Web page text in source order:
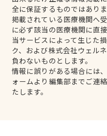
全に保証するものではありま
掲載されている医療機関へ
に必ず該当の医療機関に直
当サービスによって生じた
ク、および株式会社ウェル
負わないものとします。
情報に誤りがある場合には
ォームより編集部までご連
たします。